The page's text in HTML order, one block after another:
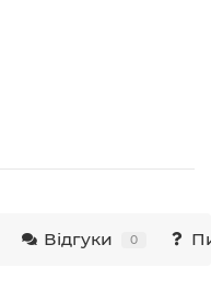
Відгуки 0